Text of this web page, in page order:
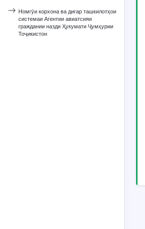
Номгӯи корхона ва дигар ташкилотҳои
системаи Агентии авиатсияи
граждании назди Ҳукумати Ҷумҳурии
Тоҷикистон